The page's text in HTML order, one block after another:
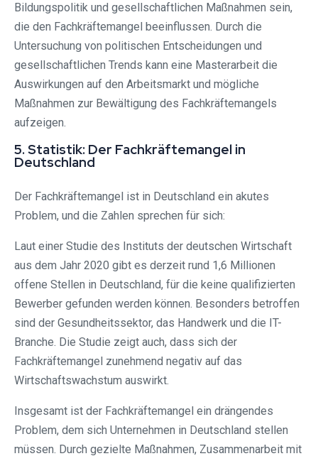
Bildungspolitik und gesellschaftlichen Maßnahmen sein,
die den Fachkräftemangel beeinflussen. Durch die
Untersuchung von politischen Entscheidungen und
gesellschaftlichen Trends kann eine Masterarbeit die
Auswirkungen auf den Arbeitsmarkt und mögliche
Maßnahmen zur Bewältigung des Fachkräftemangels
aufzeigen.
5. Statistik: Der Fachkräftemangel in
Deutschland
Der Fachkräftemangel ist in Deutschland ein akutes
Problem, und die Zahlen sprechen für sich:
Laut einer Studie des Instituts der deutschen Wirtschaft
aus dem Jahr 2020 gibt es derzeit rund 1,6 Millionen
offene Stellen in Deutschland, für die keine qualifizierten
Bewerber gefunden werden können. Besonders betroffen
sind der Gesundheitssektor, das Handwerk und die IT-
Branche. Die Studie zeigt auch, dass sich der
Fachkräftemangel zunehmend negativ auf das
Wirtschaftswachstum auswirkt.
Insgesamt ist der Fachkräftemangel ein drängendes
Problem, dem sich Unternehmen in Deutschland stellen
müssen. Durch gezielte Maßnahmen, Zusammenarbeit mit